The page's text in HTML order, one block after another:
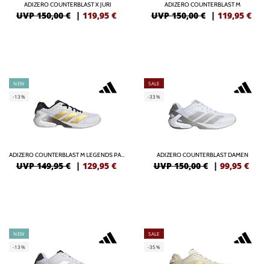
ADIZERO COUNTERBLAST X JURI
UVP 150,00 € | 119,95 €
ADIZERO COUNTERBLAST M
UVP 150,00 € | 119,95 €
NEW
-13%
ADIZERO COUNTERBLAST M LEGENDS PACK
UVP 149,95 € | 129,95 €
SALE
-33%
ADIZERO COUNTERBLAST DAMEN
UVP 150,00 € | 99,95 €
NEW
-13%
SALE
-35%